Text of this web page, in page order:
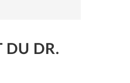
DU DR.